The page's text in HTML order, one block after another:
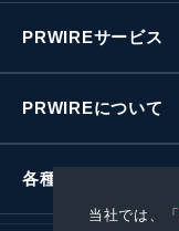
当社では、「
PRWIREサービス
PRWIREについて
各種お問い合わせ